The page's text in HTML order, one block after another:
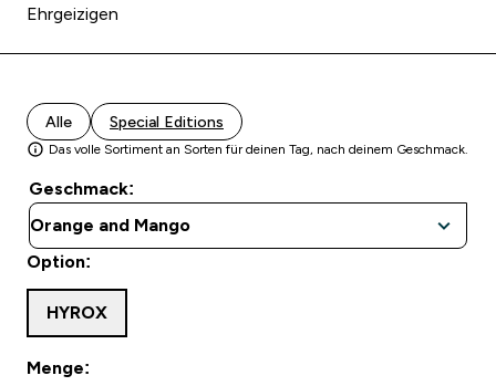
Ehrgeizigen
Alle Special Editions
Das volle Sortiment an Sorten für deinen Tag, nach deinem Geschmack.
Geschmack:
Menge:
Option:
HYROX